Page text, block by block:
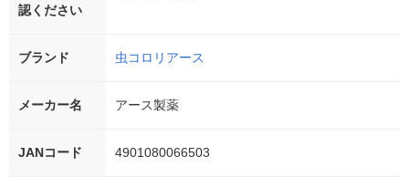
認ください
ブランド 虫コロリアース
メーカー名 アース製薬
JANコード 4901080066503